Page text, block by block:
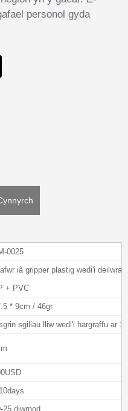
personol gyda
0025
iâ gripper plastig wedi'i deilwra
+ PVC
* 9cm / 46gr
sgiliau lliw wedi'i hargraffu ar 1
25 diwrnod